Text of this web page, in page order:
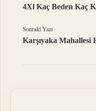
4Xl Kaç Beden Kaç
Sonraki Yazı
Karşıyaka Mahallesi